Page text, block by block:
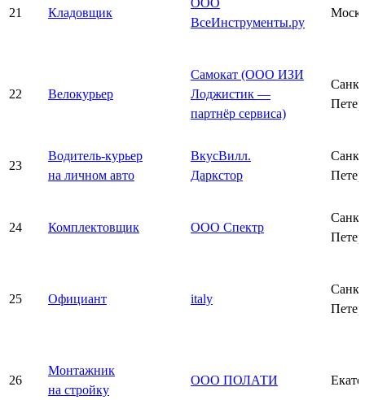
21 Кладовщик
ВсеИнструменты.ру
22 Велокурьер
Самокат (ООО ИЗИ
Лоджистик —
партнёр сервиса)
23
Водитель-курьер
на личном авто
ВкусВилл.
Даркстор
24 Комплектовщик ООО Спектр
25 Официант italy
26
Монтажник
на стройку
ООО ПОЛАТИ